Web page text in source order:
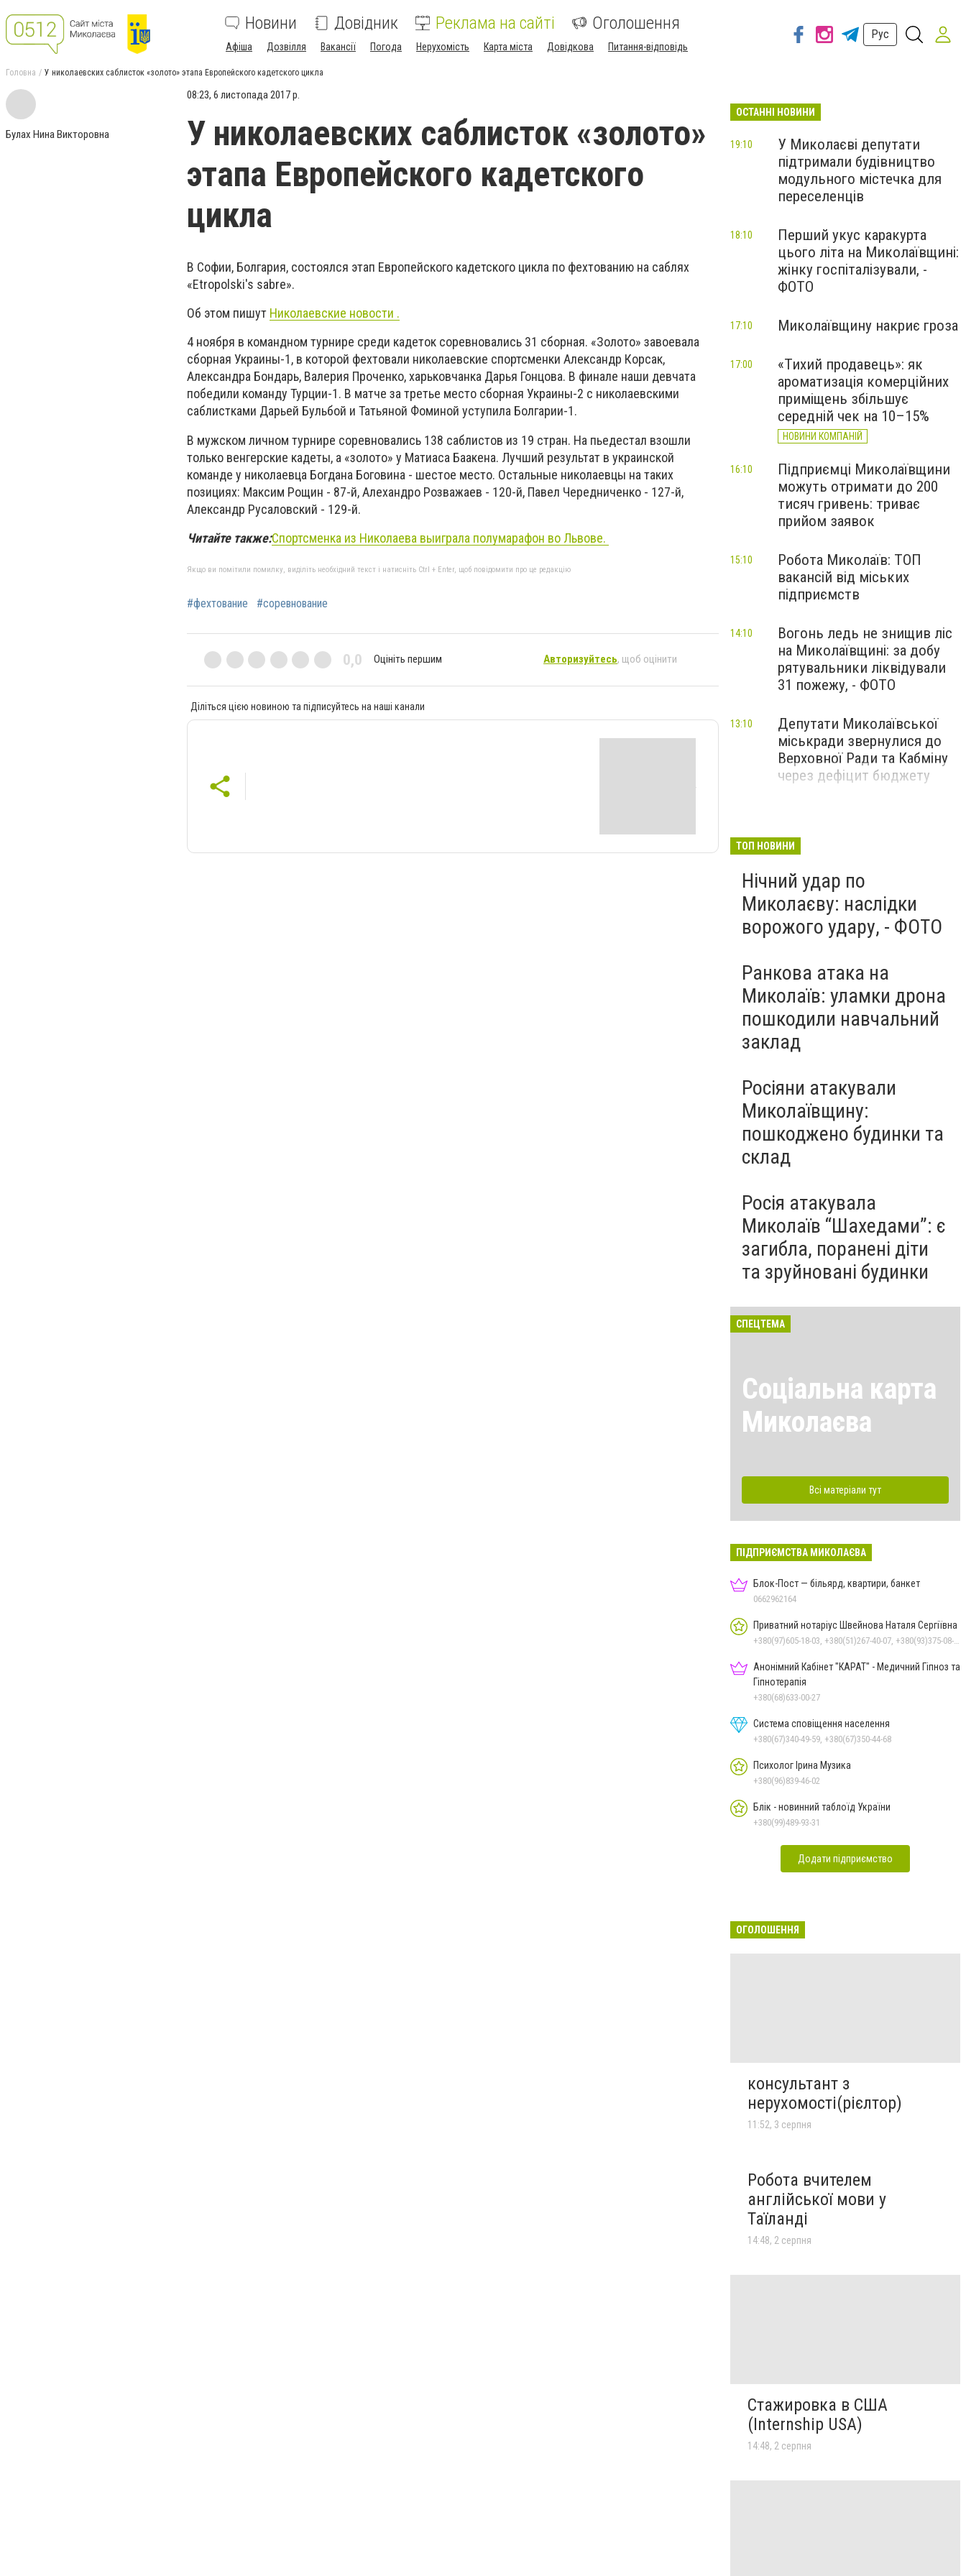
Новини Довідник Реклама на сайті Оголошення
Афіша Дозвілля Вакансії Погода Нерухомість Карта міста Довідкова Питання-відповідь
Рус
Головна У николаевских саблисток «золото» этапа Европейского кадетского цикла
Булах Нина Викторовна
08:23, 6 листопада 2017 р.
У николаевских саблисток «золото»
этапа Европейского кадетского
цикла
В Софии, Болгария, состоялся этап Европейского кадетского цикла по фехтованию на саблях
«Etropolski's sabre».
Об этом пишут Николаевские новости .
4 ноября в командном турнире среди кадеток соревновались 31 сборная. «Золото» завоевала
сборная Украины-1, в которой фехтовали николаевские спортсменки Александр Корсак,
Александра Бондарь, Валерия Проченко, харьковчанка Дарья Гонцова. В финале наши девчата
победили команду Турции-1. В матче за третье место сборная Украины-2 с николаевскими
саблистками Дарьей Бульбой и Татьяной Фоминой уступила Болгарии-1.
В мужском личном турнире соревновались 138 саблистов из 19 стран. На пьедестал взошли
только венгерские кадеты, а «золото» у Матиаса Баакена. Лучший результат в украинской
команде у николаевца Богдана Боговина - шестое место. Остальные николаевцы на таких
позициях: Максим Рощин - 87-й, Алехандро Розважаев - 120-й, Павел Чередниченко - 127-й,
Александр Русаловский - 129-й.
Читайте также:Спортсменка из Николаева выиграла полумарафон во Львове.
Якщо ви помітили помилку, виділіть необхідний текст і натисніть Ctrl + Enter, щоб повідомити про це редакцію
#фехтование #соревнование
0,0 Оцініть першим Авторизуйтесь, щоб оцінити
Діліться цією новиною та підписуйтесь на наші канали
ОСТАННІ НОВИНИ
У Миколаєві депутати
підтримали будівництво
модульного містечка для
переселенців
19:10
Перший укус каракурта
цього літа на Миколаївщині:
жінку госпіталізували, -
ФОТО
18:10
Миколаївщину накриє гроза
17:10
«Тихий продавець»: як
ароматизація комерційних
приміщень збільшує
середній чек на 10–15%
НОВИНИ КОМПАНІЙ
17:00
Підприємці Миколаївщини
можуть отримати до 200
тисяч гривень: триває
прийом заявок
16:10
Робота Миколаїв: ТОП
вакансій від міських
підприємств
15:10
Вогонь ледь не знищив ліс
на Миколаївщині: за добу
рятувальники ліквідували
31 пожежу, - ФОТО
14:10
Депутати Миколаївської
міськради звернулися до
Верховної Ради та Кабміну
через дефіцит бюджету
13:10
ТОП НОВИНИ
Нічний удар по
Миколаєву: наслідки
ворожого удару, - ФОТО
Ранкова атака на
Миколаїв: уламки дрона
пошкодили навчальний
заклад
Росіяни атакували
Миколаївщину:
пошкоджено будинки та
склад
Росія атакувала
Миколаїв “Шахедами”: є
загибла, поранені діти
та зруйновані будинки
СПЕЦТЕМА
Соціальна карта
Миколаєва
Всі матеріали тут
ПІДПРИЄМСТВА МИКОЛАЄВА
Блок-Пост — більярд, квартири, банкет
0662962164
Приватний нотаріус Швейнова Наталя Сергіївна
Анонімний Кабінет "КАРАТ" - Медичний Гіпноз та
Гіпнотерапія
+380(68)633-00-27
Система сповіщення населення
+380(67)340-49-59, +380(67)350-44-68
Психолог Ірина Музика
+380(96)839-46-02
Блік - новинний таблоїд України
+380(99)489-93-31
Додати підприємство
ОГОЛОШЕННЯ
консультант з
нерухомості(рієлтор)
11:52, 3 серпня
Робота вчителем
англійської мови у
Таїланді
14:48, 2 серпня
Стажировка в США
(Internship USA)
14:48, 2 серпня